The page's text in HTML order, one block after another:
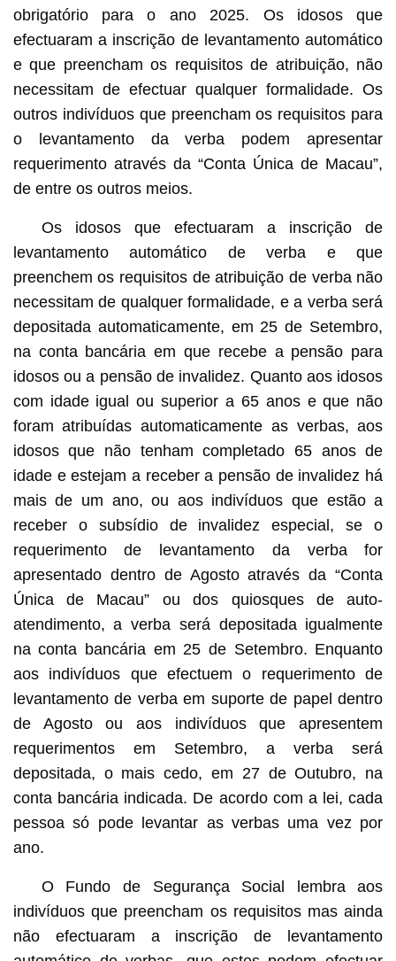
obrigatório para o ano 2025. Os idosos que
efectuaram a inscrição de levantamento automático
e que preencham os requisitos de atribuição, não
necessitam de efectuar qualquer formalidade. Os
outros indivíduos que preencham os requisitos para
o levantamento da verba podem apresentar
requerimento através da “Conta Única de Macau”,
de entre os outros meios.
Os idosos que efectuaram a inscrição de
levantamento automático de verba e que
preenchem os requisitos de atribuição de verba não
necessitam de qualquer formalidade, e a verba será
depositada automaticamente, em 25 de Setembro,
na conta bancária em que recebe a pensão para
idosos ou a pensão de invalidez. Quanto aos idosos
com idade igual ou superior a 65 anos e que não
foram atribuídas automaticamente as verbas, aos
idosos que não tenham completado 65 anos de
idade e estejam a receber a pensão de invalidez há
mais de um ano, ou aos indivíduos que estão a
receber o subsídio de invalidez especial, se o
requerimento de levantamento da verba for
apresentado dentro de Agosto através da “Conta
Única de Macau” ou dos quiosques de auto-
atendimento, a verba será depositada igualmente
na conta bancária em 25 de Setembro. Enquanto
aos indivíduos que efectuem o requerimento de
levantamento de verba em suporte de papel dentro
de Agosto ou aos indivíduos que apresentem
requerimentos em Setembro, a verba será
depositada, o mais cedo, em 27 de Outubro, na
conta bancária indicada. De acordo com a lei, cada
pessoa só pode levantar as verbas uma vez por
ano.
O Fundo de Segurança Social lembra aos
indivíduos que preencham os requisitos mas ainda
não efectuaram a inscrição de levantamento